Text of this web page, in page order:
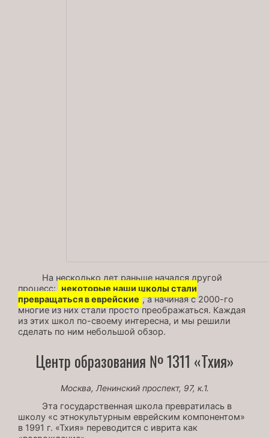
На несколько лет раньше начался другой
процесс: некоторые наши школы стали
превращаться в еврейские , а начиная с 2000-го
многие из них стали просто преображаться. Каждая
из этих школ по-своему интересна, и мы решили
сделать по ним небольшой обзор.
Центр образования № 1311 «Тхия»
Москва, Ленинский проспект, 97, к.1.
Эта государственная школа превратилась в
школу «с этнокультурным еврейским компонентом»
в 1991 г. «Тхия» переводится с иврита как